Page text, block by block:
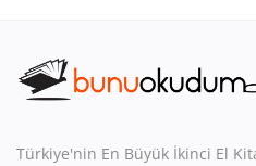
Destek Merkezi
Mağazalar
Türkiye'nin En Büyük İkinci El